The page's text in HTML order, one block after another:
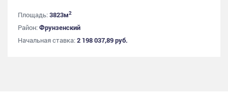
Площадь:3823м2
Район:Фрунзенский
Начальная ставка:2 198 037,89 руб.